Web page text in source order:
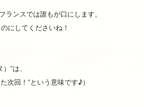
ランスでは誰もが口にします。
にしてくださいね！
”は、
次回！”という意味です♪）